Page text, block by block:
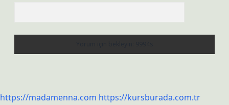
https://madamenna.com https://kursburada.com.tr